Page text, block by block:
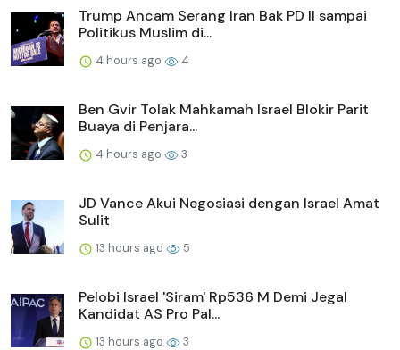
Trump Ancam Serang Iran Bak PD II sampai
Politikus Muslim di...
4 hours ago 4
Ben Gvir Tolak Mahkamah Israel Blokir Parit
Buaya di Penjara...
4 hours ago 3
JD Vance Akui Negosiasi dengan Israel Amat
Sulit
13 hours ago 5
Pelobi Israel 'Siram' Rp536 M Demi Jegal
Kandidat AS Pro Pal...
13 hours ago 3